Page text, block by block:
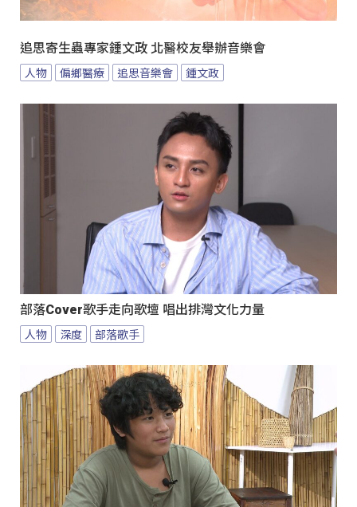
追思寄生蟲專家鍾文政 北醫校友舉辦音樂會
人物 偏鄉醫療 追思音樂會 鍾文政
部落Cover歌手走向歌壇 唱出排灣文化力量
人物 深度 部落歌手